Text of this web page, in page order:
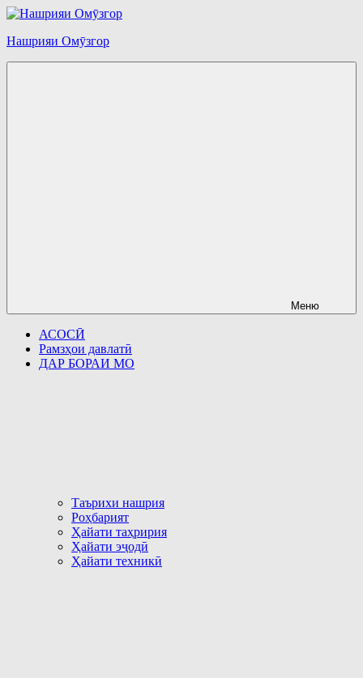
Перейти
содержимому
Нашрияи Омӯзгор
Меню
АСОСӢ
Рамзҳои давлатӣ
ДАР БОРАИ МО
Таърихи нашрия
Роҳбарият
Ҳайати таҳририя
Ҳайати эҷодӣ
Ҳайати техникӣ